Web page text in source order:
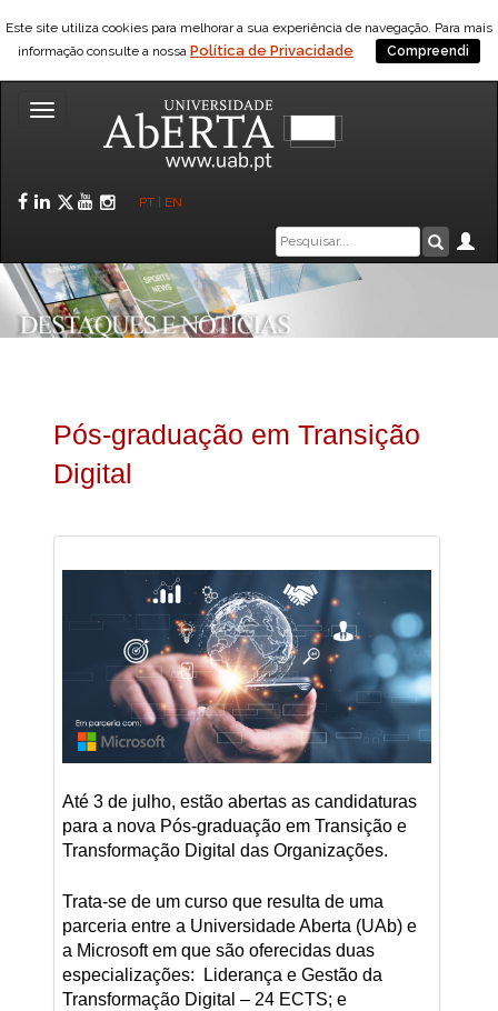
Este site utiliza cookies para melhorar a sua experiência de navegação. Para mais
informação consulte a nossa Política de Privacidade Compreendi
Toggle
Facebook
LinkedIn
Twitter
YouTube
Instagram
PT EN
Caixa
de
pesquisa
Pós-graduação em Transição
Digital
Até 3 de julho, estão abertas as candidaturas
para a nova Pós-graduação em Transição e
Transformação Digital das Organizações.
Trata-se de um curso que resulta de uma
parceria entre a Universidade Aberta (UAb) e
a Microsoft em que são oferecidas duas
especializações: Liderança e Gestão da
Transformação Digital – 24 ECTS; e